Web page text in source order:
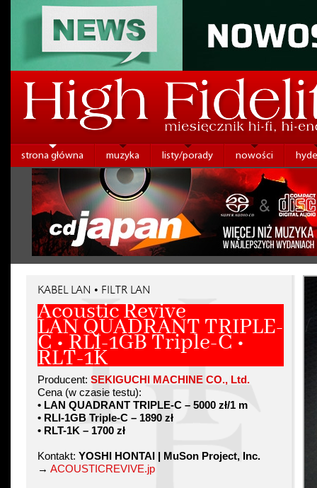
strona główna muzyka listy/porady nowości
KABEL LAN • FILTR LAN
Acoustic Revive
LAN QUADRANT TRIPLE-
C • RLI-1GB Triple-C •
RLT-1K
Producent: SEKIGUCHI MACHINE CO., Ltd.
Cena (w czasie testu):
• LAN QUADRANT TRIPLE-C – 5000 zł/1 m
• RLI-1GB Triple-C – 1890 zł
• RLT-1K – 1700 zł
Kontakt: YOSHI HONTAI | MuSon Project, Inc.
→ ACOUSTICREVIVE.jp